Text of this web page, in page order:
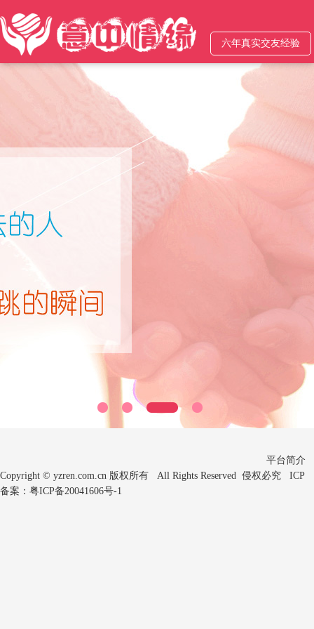
六年真实交友经验
平台简介
Copyright © yzren.com.cn 版权所有 All Rights Reserved 侵权必究 ICP
备案： 粤ICP备20041606号-1